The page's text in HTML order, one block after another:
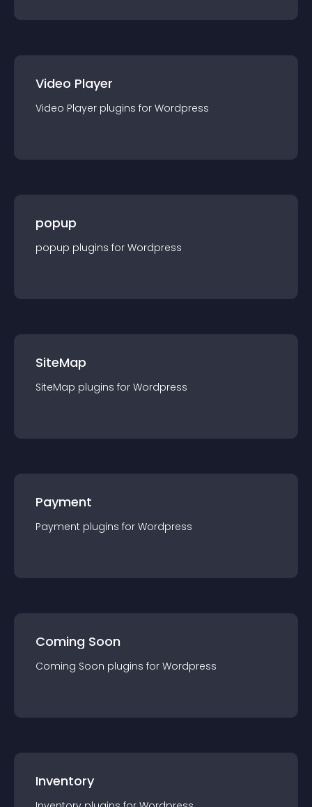
Video Player
Video Player plugins for Wordpress
popup
popup plugins for Wordpress
SiteMap
SiteMap plugins for Wordpress
Payment
Payment plugins for Wordpress
Coming Soon
Coming Soon plugins for Wordpress
Inventory